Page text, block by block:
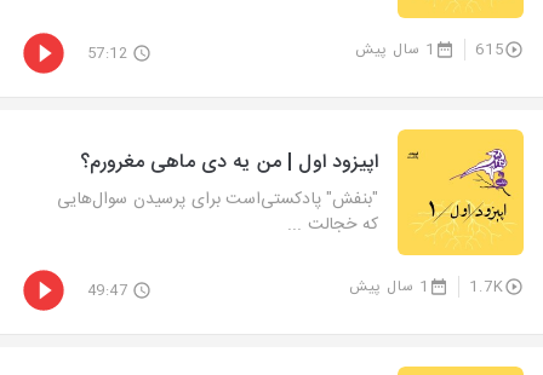
615 1 سال پیش 57:12
اپیزود اول | من یه دی ماهی مغرورم؟
"بنفش" پادکستی‌است برای پرسیدن سوال‌هایی
که خجالت ...
1.7K 1 سال پیش 49:47